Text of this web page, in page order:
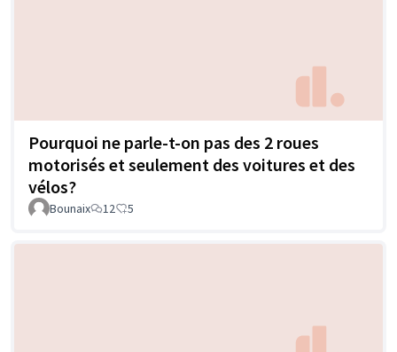
Pourquoi ne parle-t-on pas des 2 roues
motorisés et seulement des voitures et des
vélos?
Bounaix 12 5